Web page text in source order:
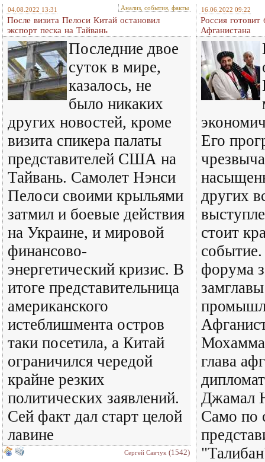
04.08.2022 13:31 Анализ, события, факты
После визита Пелоси Китай остановил
экспорт песка на Тайвань
Последние двое
суток в мире,
казалось, не
было никаких
других новостей, кроме
визита спикера палаты
представителей США на
Тайвань. Самолет Нэнси
Пелоси своими крыльями
затмил и боевые действия
на Украине, и мировой
финансово-
энергетический кризис. В
итоге представительница
американского
истеблишмента остров
таки посетила, а Китай
ограничился чередой
крайне резких
политических заявлений.
Сей факт дал старт целой
лавине
Сергей Савчук (1542)
16.06.2022 09:22
Россия
Афганистана
Его
других
стоит
форума
глава
Джамал
Само по